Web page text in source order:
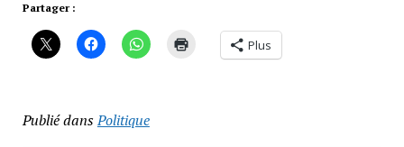
Partager :
Plus
Publié dansPolitique